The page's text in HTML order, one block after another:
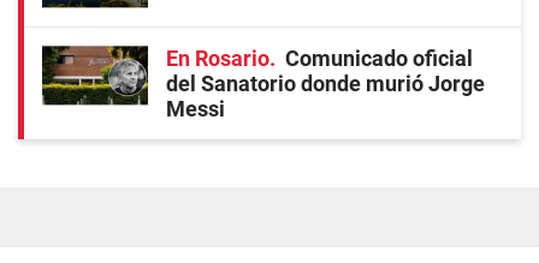
En Rosario
Comunicado oficial
del Sanatorio donde murió Jorge
Messi